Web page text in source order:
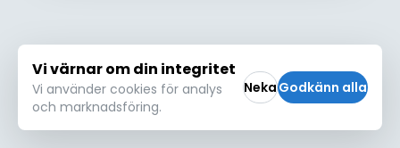
Vi värnar om din integritet
Vi använder cookies för analys
och marknadsföring.
NekaGodkänn alla